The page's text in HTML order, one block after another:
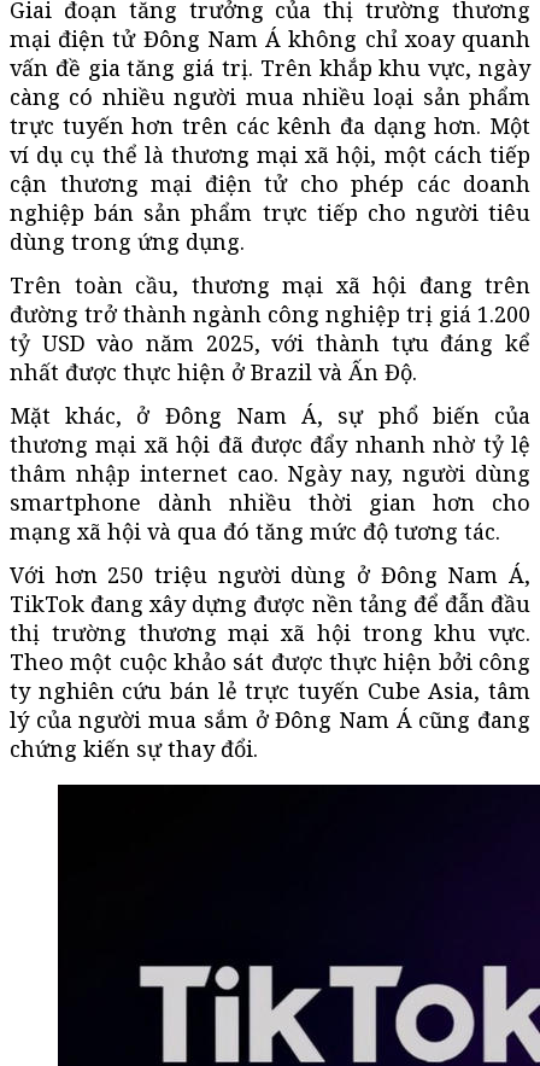
Giai đoạn tăng trưởng của thị trường thương
mại điện tử Đông Nam Á không chỉ xoay quanh
vấn đề gia tăng giá trị. Trên khắp khu vực, ngày
càng có nhiều người mua nhiều loại sản phẩm
trực tuyến hơn trên các kênh đa dạng hơn. Một
ví dụ cụ thể là thương mại xã hội, một cách tiếp
cận thương mại điện tử cho phép các doanh
nghiệp bán sản phẩm trực tiếp cho người tiêu
dùng trong ứng dụng.
Trên toàn cầu, thương mại xã hội đang trên
đường trở thành ngành công nghiệp trị giá 1.200
tỷ USD vào năm 2025, với thành tựu đáng kể
nhất được thực hiện ở Brazil và Ấn Độ.
Mặt khác, ở Đông Nam Á, sự phổ biến của
thương mại xã hội đã được đẩy nhanh nhờ tỷ lệ
thâm nhập internet cao. Ngày nay, người dùng
smartphone dành nhiều thời gian hơn cho
mạng xã hội và qua đó tăng mức độ tương tác.
Với hơn 250 triệu người dùng ở Đông Nam Á,
TikTok đang xây dựng được nền tảng để đẫn đầu
thị trường thương mại xã hội trong khu vực.
Theo một cuộc khảo sát được thực hiện bởi công
ty nghiên cứu bán lẻ trực tuyến Cube Asia, tâm
lý của người mua sắm ở Đông Nam Á cũng đang
chứng kiến sự thay đổi.